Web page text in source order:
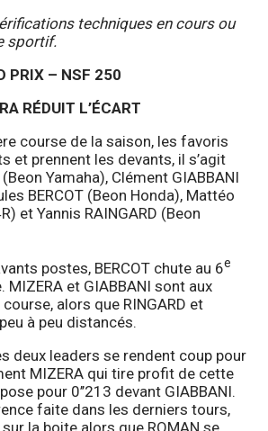
techniques en cours ou
sportif.
PRIX – NSF 250
RÉDUIT L’ÉCART
course de la saison, les favoris
et prennent les devants, il s’agit
(Beon Yamaha), Clément GIABBANI
BERCOT (Beon Honda), Mattéo
et Yannis RAINGARD (Beon
postes, BERCOT chute au 6e
MIZERA et GIABBANI sont aux
alors que RINGARD et
à peu distancés.
deux leaders se rendent coup pour
MIZERA qui tire profit de cette
pour 0’’213 devant GIABBANI.
faite dans les derniers tours,
la boite alors que ROMAN se